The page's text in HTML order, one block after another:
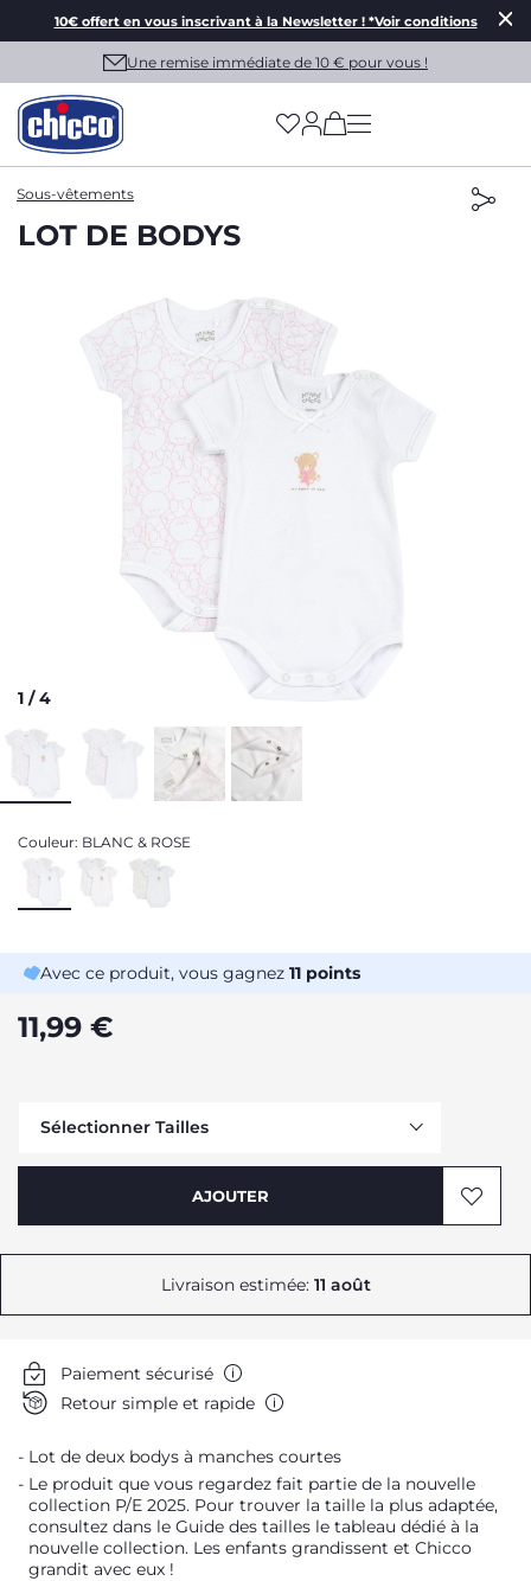
10€ offert en vous inscrivant à la Newsletter ! *Voir conditions
Une remise immédiate de 10 € pour vous !
(has more options
Sous-vêtements
LOT DE BODYS
1 /4
Couleur: BLANC & ROSE
Avec ce produit, vous gagnez 11 points
11,99 €
Sélectionner Tailles
AJOUTER
Livraison estimée: 11 août
Paiement sécurisé
Retour simple et rapide
Lot de deux bodys à manches courtes
Le produit que vous regardez fait partie de la nouvelle
collection P/E 2025. Pour trouver la taille la plus adaptée,
consultez dans le Guide des tailles le tableau dédié à la
nouvelle collection. Les enfants grandissent et Chicco
grandit avec eux !